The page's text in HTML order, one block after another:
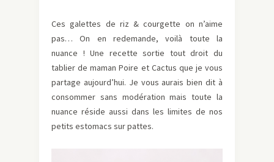
Ces galettes de riz & courgette on n’aime
pas… On en redemande, voilà toute la
nuance ! Une recette sortie tout droit du
tablier de maman Poire et Cactus que je vous
partage aujourd’hui. Je vous aurais bien dit à
consommer sans modération mais toute la
nuance réside aussi dans les limites de nos
petits estomacs sur pattes.